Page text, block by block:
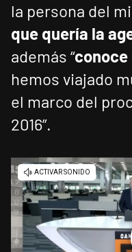
la persona del
que quería la
además “conoce
hemos viajado
el marco del
2016”.